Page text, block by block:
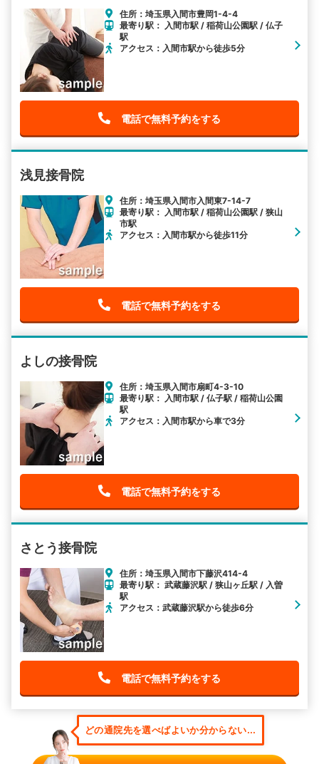
住所：埼玉県入間市豊岡1-4-4
最寄り駅： 入間市駅 / 稲荷山公園駅 / 仏子
駅
アクセス：入間市駅から徒歩5分
電話で無料予約をする
浅見接骨院
住所：埼玉県入間市入間東7-14-7
最寄り駅： 入間市駅 / 稲荷山公園駅 / 狭山
市駅
アクセス：入間市駅から徒歩11分
電話で無料予約をする
よしの接骨院
住所：埼玉県入間市扇町4-3-10
最寄り駅： 入間市駅 / 仏子駅 / 稲荷山公園
駅
アクセス：入間市駅から車で3分
電話で無料予約をする
さとう接骨院
住所：埼玉県入間市下藤沢414-4
最寄り駅： 武蔵藤沢駅 / 狭山ヶ丘駅 / 入曽
駅
アクセス：武蔵藤沢駅から徒歩6分
電話で無料予約をする
どの通院先を選べばよいか分からない...